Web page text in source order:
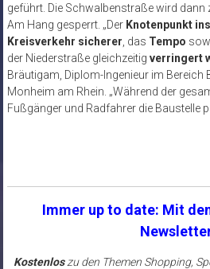
geführt. Die Schwalbenstraße wird
Am Hang gesperrt. „Der Knotenpunkt
Kreisverkehr sicherer , das Tempo
der Niederstraße gleichzeitig verringert
Bräutigam, Diplom-Ingenieur im Bereich
Monheim am Rhein. „Während der
Fußgänger und Radfahrer die Baustelle
Immer up to date: Mit
Kostenloszu den Themen Shopping,